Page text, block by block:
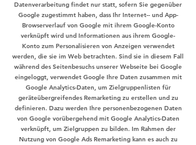
Datenverarbeitung findet nur statt, sofern Sie gegenüber
Google zugestimmt haben, dass Ihr Internet-- und App-
Browserverlauf von Google mit ihrem Google-Konto
verknüpft wird und Informationen aus ihrem Google-
Konto zum Personalisieren von Anzeigen verwendet
werden, die sie im Web betrachten. Sind sie in diesem Fall
während des Seitenbesuchs unserer Webseite bei Google
eingeloggt, verwendet Google Ihre Daten zusammen mit
Google Analytics-Daten, um Zielgruppenlisten für
geräteübergreifendes Remarketing zu erstellen und zu
definieren. Dazu werden Ihre personenbezogenen Daten
von Google vorübergehend mit Google Analytics-Daten
verknüpft, um Zielgruppen zu bilden. Im Rahmen der
Nutzung von Google Ads Remarketing kann es auch zu